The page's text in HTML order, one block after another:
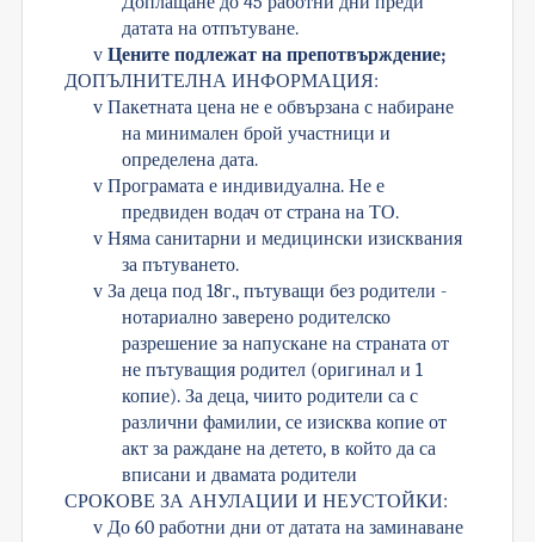
датата на отпътуване.
v Цените подлежат на препотвърждение;
ДОПЪЛНИТЕЛНА ИНФОРМАЦИЯ:
v Пакетната цена не е обвързана с набиране
на минимален брой участници и
определена дата.
v Програмата е индивидуална. Не е
предвиден водач от страна на ТО.
v Няма санитарни и медицински изисквания
за пътуването.
v За деца под 18г., пътуващи без родители -
нотариално заверено родителско
разрешение за напускане на страната от
не пътуващия родител (оригинал и 1
копие). За деца, чиито родители са с
различни фамилии, се изисква копие от
акт за раждане на детето, в който да са
вписани и двамата родители
СРОКОВЕ ЗА АНУЛАЦИИ И НЕУСТОЙКИ:
v До 60 работни дни от датата на заминаване